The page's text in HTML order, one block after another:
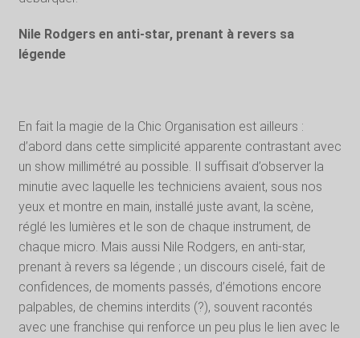
Nile Rodgers en anti-star, prenant à revers sa
légende
En fait la magie de la Chic Organisation est ailleurs :
d’abord dans cette simplicité apparente contrastant avec
un show millimétré au possible. Il suffisait d’observer la
minutie avec laquelle les techniciens avaient, sous nos
yeux et montre en main, installé juste avant, la scène,
réglé les lumières et le son de chaque instrument, de
chaque micro. Mais aussi Nile Rodgers, en anti-star,
prenant à revers sa légende ; un discours ciselé, fait de
confidences, de moments passés, d’émotions encore
palpables, de chemins interdits (?), souvent racontés
avec une franchise qui renforce un peu plus le lien avec le